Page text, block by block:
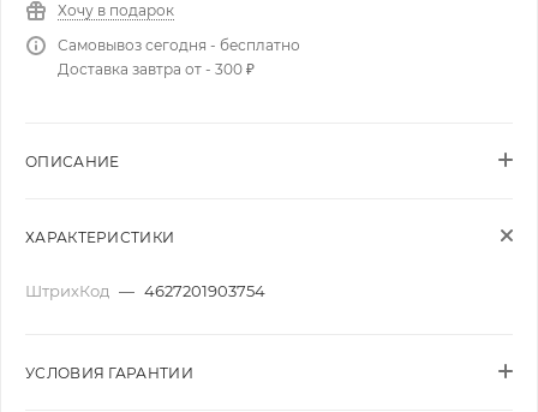
Хочу в подарок
Самовывоз сегодня - бесплатно
Доставка завтра от - 300 ₽
ОПИСАНИЕ
ХАРАКТЕРИСТИКИ
ШтрихКод — 4627201903754
УСЛОВИЯ ГАРАНТИИ